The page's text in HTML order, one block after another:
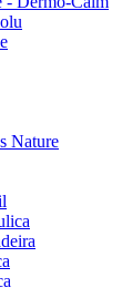
Nature